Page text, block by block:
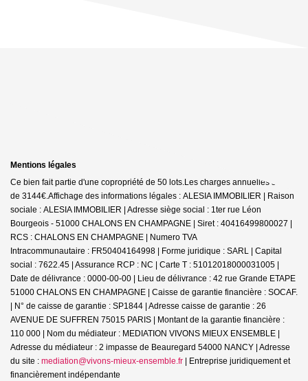
Mentions légales
Ce bien fait partie d'une copropriété de 50 lots.Les charges annuelles sont
de 3144€.Affichage des informations légales : ALESIA IMMOBILIER | Raison
sociale : ALESIA IMMOBILIER | Adresse siège social : 1ter rue Léon
Bourgeois - 51000 CHALONS EN CHAMPAGNE | Siret : 40416499800027 |
RCS : CHALONS EN CHAMPAGNE | Numero TVA
Intracommunautaire : FR50404164998 | Forme juridique : SARL | Capital
social : 7622.45 | Assurance RCP : NC | Carte T : 51012018000031005 |
Date de délivrance : 0000-00-00 | Lieu de délivrance : 42 rue Grande ETAPE
51000 CHALONS EN CHAMPAGNE | Caisse de garantie financière : SOCAF.
| N° de caisse de garantie : SP1844 | Adresse caisse de garantie : 26
AVENUE DE SUFFREN 75015 PARIS | Montant de la garantie financière :
110 000 | Nom du médiateur : MEDIATION VIVONS MIEUX ENSEMBLE |
Adresse du médiateur : 2 impasse de Beauregard 54000 NANCY | Adresse
du site : mediation@vivons-mieux-ensemble.fr | Entreprise juridiquement et
financièrement indépendante